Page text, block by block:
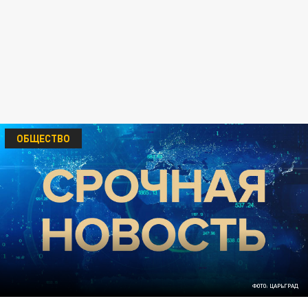
ФОТО: ЦАРЬГРАД
ОБЩЕСТВО